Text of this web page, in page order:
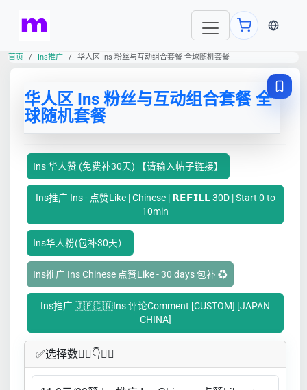
当前语
首页 Ins推广 华人区 Ins 粉丝与互动组合套餐 全球随机套餐
华人区 Ins 粉丝与互动组合套餐 全
球随机套餐
Ins 华人赞 (免费补30天) 【请输入帖子链接】
Ins推广 Ins - 点赞Like | Chinese | 𝗥𝗘𝗙𝗜𝗟𝗟 30D | Start 0 to
10min
Ins华人粉(包补30天）
Ins推广 Ins Chinese 点赞Like - 30 days 包补 ♻️
Ins推广 🇯🇵🇨🇳Ins 评论Comment [CUSTOM] [JAPAN
CHINA]
✅​选择数👇🏻​​👇👇🏻​​